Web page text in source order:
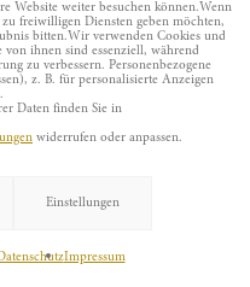
Website weiter besuchen können.Wenn
freiwilligen Diensten geben möchten,
bitten.Wir verwenden Cookies und
von ihnen sind essenziell, während
zu verbessern. Personenbezogene
z. B. für personalisierte Anzeigen
Daten finden Sie in
widerrufen oder anpassen.
Einstellungen
Impressum